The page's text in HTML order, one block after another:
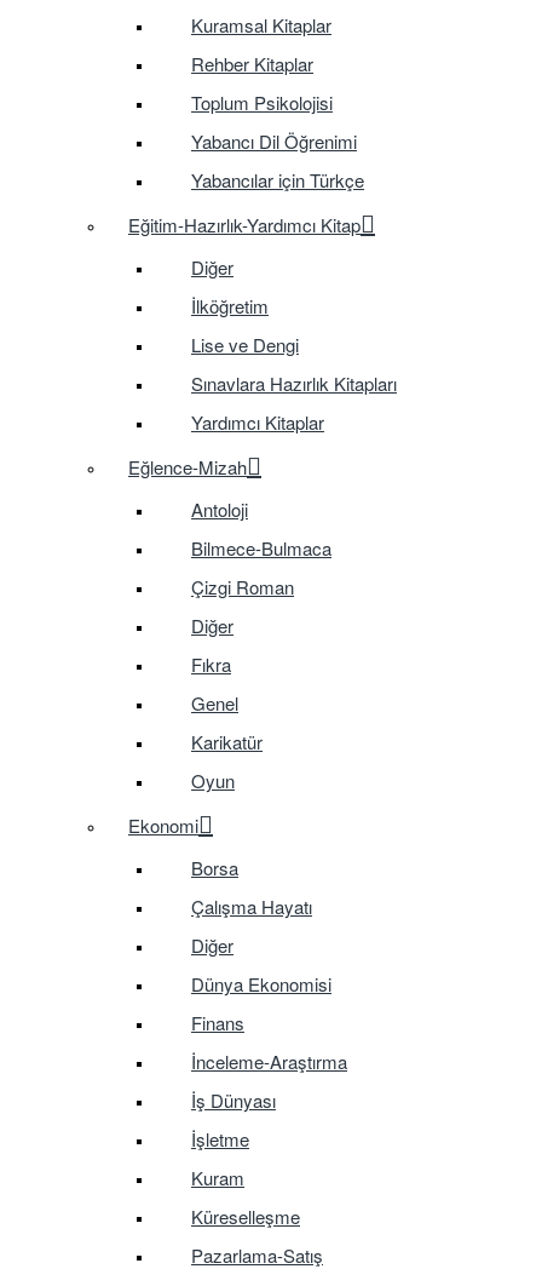
Kuramsal Kitaplar
Rehber Kitaplar
Toplum Psikolojisi
Yabancı Dil Öğrenimi
Yabancılar için Türkçe
Eğitim-Hazırlık-Yardımcı Kitap
Diğer
İlköğretim
Lise ve Dengi
Sınavlara Hazırlık Kitapları
Yardımcı Kitaplar
Eğlence-Mizah
Antoloji
Bilmece-Bulmaca
Çizgi Roman
Diğer
Fıkra
Genel
Karikatür
Oyun
Ekonomi
Borsa
Çalışma Hayatı
Diğer
Dünya Ekonomisi
Finans
İnceleme-Araştırma
İş Dünyası
İşletme
Kuram
Küreselleşme
Pazarlama-Satış